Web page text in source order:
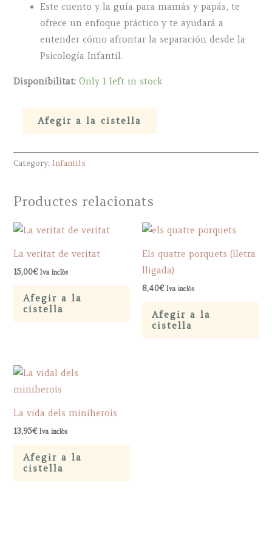
Este cuento y la guía para mamás y papás, te
ofrece un enfoque práctico y te ayudará a
entender cómo afrontar la separación desde la
Psicología Infantil.
Disponibilitat: Only 1 left in stock
se
quantity
Afegir a la cistella
Category: Infantils
Productes relacionats
La veritat de veritat
15,00€ Iva inclòs
Afegir a la
cistella
Els quatre porquets (lletra
lligada)
8,40€ Iva inclòs
Afegir a la
cistella
La vida dels miniherois
13,95€ Iva inclòs
Afegir a la
cistella